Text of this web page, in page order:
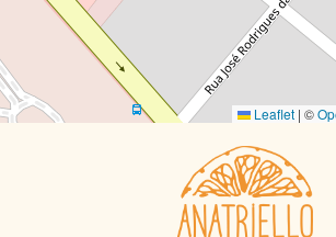
Leaflet | ©